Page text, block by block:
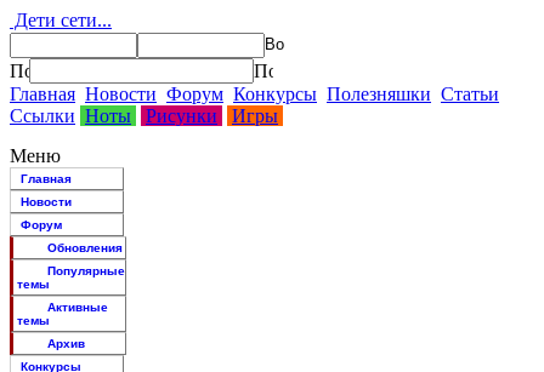
Дети сети...
Главная Новости Форум Конкурсы Полезняшки Статьи
Ссылки Ноты Рисунки
Игры
Меню
Главная
Новости
Форум
Обновления
Популярные
темы
Активные
темы
Архив
Конкурсы